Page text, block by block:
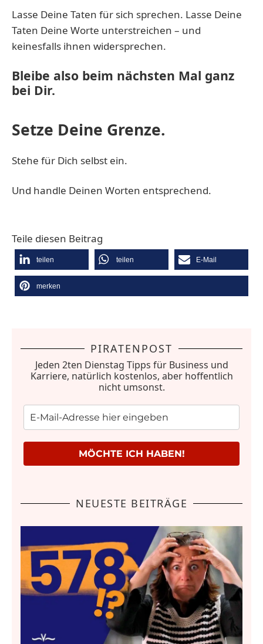
Lasse Deine Taten für sich sprechen. Lasse Deine
Taten Deine Worte unterstreichen – und
keinesfalls ihnen widersprechen.
Bleibe also beim nächsten Mal ganz
bei Dir.
Setze Deine Grenze.
Stehe für Dich selbst ein.
Und handle Deinen Worten entsprechend.
Teile diesen Beitrag
teilen teilen E-Mail
merken
PIRATENPOST
Jeden 2ten Dienstag Tipps für Business und
Karriere, natürlich kostenlos, aber hoffentlich
nicht umsonst.
MÖCHTE ICH HABEN!
NEUESTE BEITRÄGE